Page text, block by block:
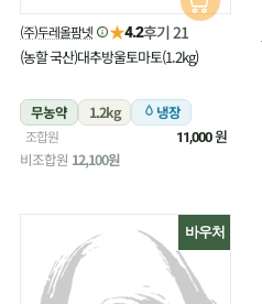
(주)두레올팜넷 ★4.2후기 21
(농할 국산)대추방울토마토(1.2kg)
무농약 1.2kg 냉장
조합원 11,000원
비조합원 12,100원
바우처